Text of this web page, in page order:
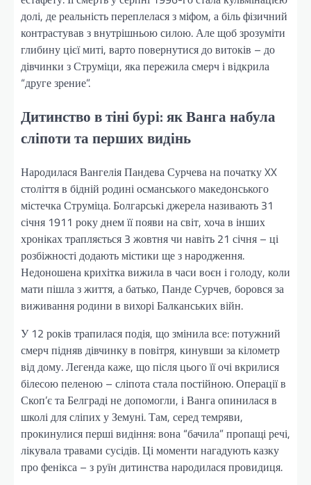
долі, де реальність переплелася з міфом, а біль фізичний
контрастував з внутрішньою силою. Але щоб зрозуміти
глибину цієї миті, варто повернутися до витоків – до
дівчинки з Струміци, яка пережила смерч і відкрила
“друге зрение”.
Дитинство в тіні бурі: як Ванга набула
сліпоти та перших видінь
Народилася Вангелія Пандева Сурчева на початку XX
століття в бідній родині османського македонського
містечка Струміца. Болгарські джерела називають 31
січня 1911 року днем її появи на світ, хоча в інших
хроніках трапляється 3 жовтня чи навіть 21 січня – ці
розбіжності додають містики ще з народження.
Недоношена крихітка вижила в часи воєн і голоду, коли
мати пішла з життя, а батько, Панде Сурчев, боровся за
виживання родини в вихорі Балканських війн.
У 12 років трапилася подія, що змінила все: потужний
смерч підняв дівчинку в повітря, кинувши за кілометр
від дому. Легенда каже, що після цього її очі вкрилися
білесою пеленою – сліпота стала постійною. Операції в
Скоп’є та Белграді не допомогли, і Ванга опинилася в
школі для сліпих у Земуні. Там, серед темряви,
прокинулися перші видіння: вона “бачила” пропащі речі,
лікувала травами сусідів. Ці моменти нагадують казку
про фенікса – з руїн дитинства народилася провидиця.